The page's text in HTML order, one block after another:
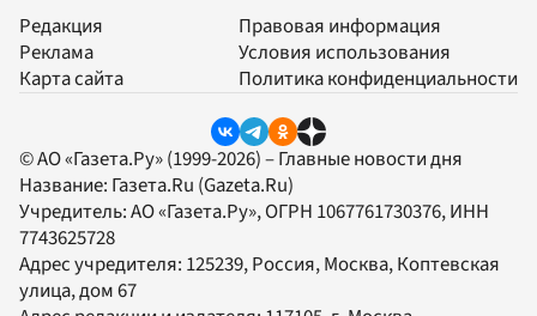
Редакция
Реклама
Карта сайта
Правовая информация
Условия использования
Политика конфиденциальности
© АО «Газета.Ру» (1999-2026) – Главные новости дня
Название: Газета.Ru (Gazeta.Ru)
Учредитель:АО «Газета.Ру», ОГРН 1067761730376, ИНН
7743625728
Адрес учредителя: 125239, Россия, Москва, Коптевская
улица, дом 67